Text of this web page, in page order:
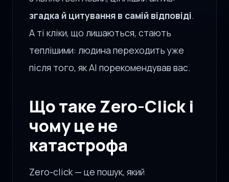
згадка й цитування в самій відповіді.
А ті кліки, що лишаються, стають
теплішими: людина переходить уже
після того, як AI порекомендував вас.
Що таке Zero-Click і
чому це не
катастрофа
Zero-click — це пошук, який